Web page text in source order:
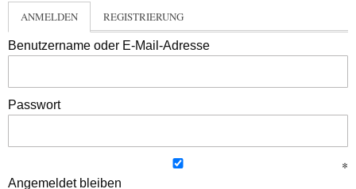
ANMELDEN REGISTRIERUNG
Benutzername oder E-Mail-Adresse
Passwort
Angemeldet bleiben